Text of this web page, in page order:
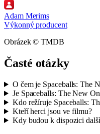
Adam Merims
Výkonný producent
Obrázek © TMDB
Časté otázky
O čem je Spaceballs: The
Je Spaceballs: The New
Kdo režíruje Spaceballs:
Kteří herci jsou ve filmu?
Kdy budou k dispozici